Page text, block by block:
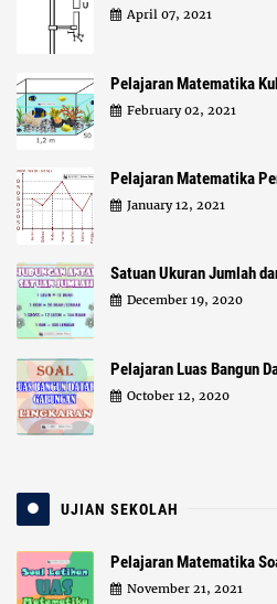
April 07, 2021
Pelajaran Matematika
February 02, 2021
Pelajaran Matematika
January 12, 2021
Satuan Ukuran Jumlah
December 19, 2020
Pelajaran Luas Bangun
October 12, 2020
UJIAN SEKOLAH
Pelajaran Matematika
November 21, 2021